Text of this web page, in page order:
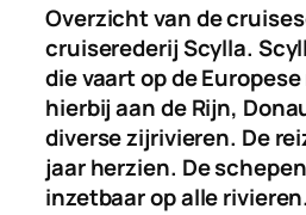
Overzicht van de
cruiserederij Scylla.
die vaart op de
hierbij aan de Rijn,
diverse zijrivieren. De
jaar herzien. De
inzetbaar op alle rivieren.